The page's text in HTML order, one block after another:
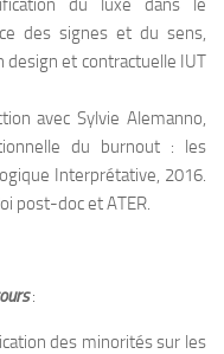
du luxe dans le
des signes et du sens,
et contractuelle IUT
avec Sylvie Alemanno,
du burnout : les
Interprétative, 2016.
post-doc et ATER.
:
des minorités sur les